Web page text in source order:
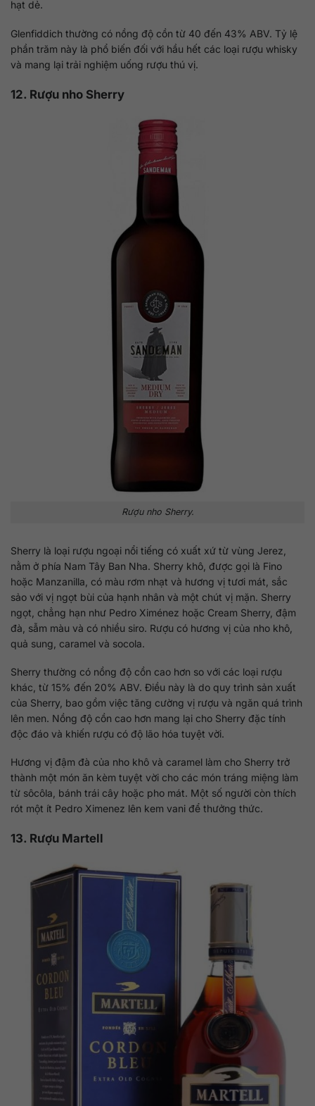
hạt dẻ.
Glenfiddich thường có nồng độ cồn từ 40 đến 43% ABV. Tỷ lệ
phần trăm này là phổ biến đối với hầu hết các loại rượu whisky
và mang lại trải nghiệm uống rượu thú vị.
12. Rượu nho Sherry
Rượu nho Sherry.
Sherry là loại rượu ngoại nổi tiếng có xuất xứ từ vùng Jerez,
nằm ở phía Nam Tây Ban Nha. Sherry khô, được gọi là Fino
hoặc Manzanilla, có màu rơm nhạt và hương vị tươi mát, sắc
sảo với vị ngọt bùi của hạnh nhân và một chút vị mặn. Sherry
ngọt, chẳng hạn như Pedro Ximénez hoặc Cream Sherry, đậm
đà, sẫm màu và có nhiều siro. Rượu có hương vị của nho khô,
quả sung, caramel và socola.
Sherry thường có nồng độ cồn cao hơn so với các loại rượu
khác, từ 15% đến 20% ABV. Điều này là do quy trình sản xuất
của Sherry, bao gồm việc tăng cường vị rượu và ngăn quá trình
lên men. Nồng độ cồn cao hơn mang lại cho Sherry đặc tính
độc đáo và khiến rượu có độ lão hóa tuyệt vời.
Hương vị đậm đà của nho khô và caramel làm cho Sherry trở
thành một món ăn kèm tuyệt vời cho các món tráng miệng làm
từ sôcôla, bánh trái cây hoặc pho mát. Một số người còn thích
rót một ít Pedro Ximenez lên kem vani để thưởng thức.
13. Rượu Martell